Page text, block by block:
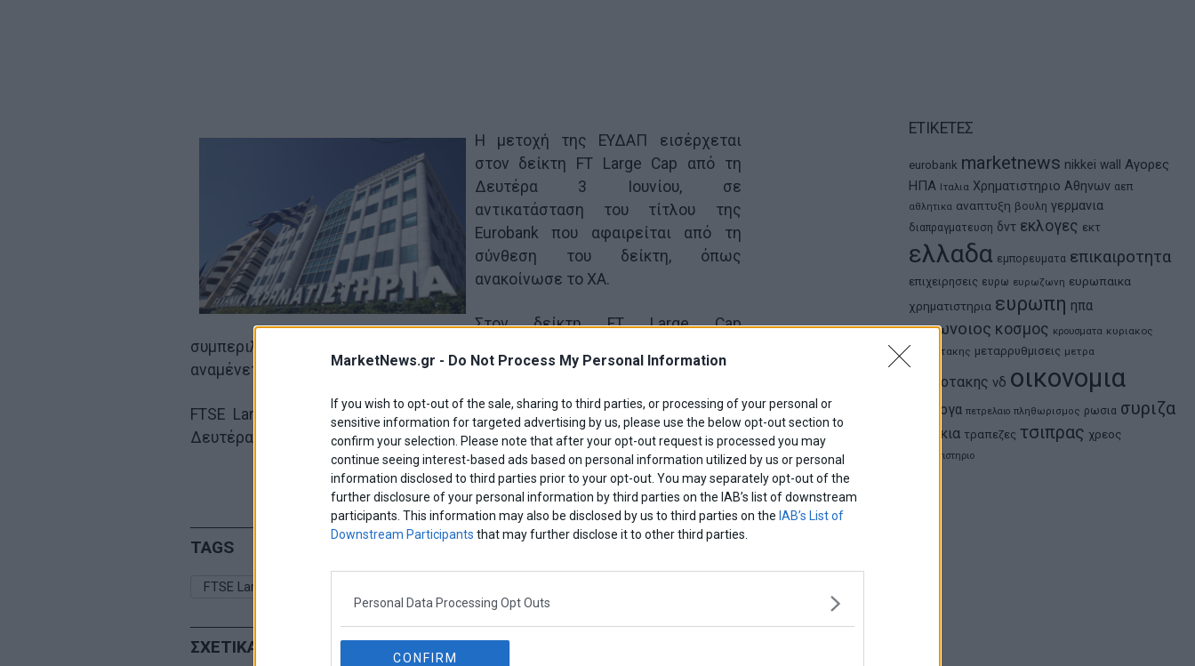
MarketNews.gr - Do Not Process My Personal Information
If you wish to opt-out of the sale, sharing to third parties, or processing of your personal or
sensitive information for targeted advertising by us, please use the below opt-out section to
confirm your selection. Please note that after your opt-out request is processed you may
continue seeing interest-based ads based on personal information utilized by us or personal
information disclosed to third parties prior to your opt-out. You may separately opt-out of the
further disclosure of your personal information by third parties on the IAB’s list of downstream
participants. This information may also be disclosed by us to third parties on the IAB’s List of
Downstream Participants that may further disclose it to other third parties.
Personal Data Processing Opt Outs
CONFIRM
Η μετοχή της ΕΥΔΑΠ εισέρχεται
στον δείκτη FT Large Cap από τη
Δευτέρα 3 Ιουνίου, σε
αντικατάσταση του τίτλου της
Eurobank που αφαιρείται από τη
σύνθεση του δείκτη, όπως
ανακοίνωσε το ΧΑ.
Στον δείκτη FT Large Cap
συμπεριλαμβάνεται και ο τίτλος της Τ. Κύπρου, ο οποίος όμως δεν
αναμένεται να επιστρέψει σε διαπραγμάτευση πριν τις 31 Ιουλίου.
FTSE Large Cap και Γενικός Δείκτης Τιμών Χ.Α. που θα ισχύσει από τη
Δευτέρα 03 Ιουνίου 2013.
Share This
TAGS
FTSE Large Cap
ΣΧΕΤΙΚΑ ΑΡΘΡΑ
ΕΤΙΚΕΤΕΣ
eurobank marketnews nikkei wall
Αγορες
ΗΠΑ Ιταλια Χρηματιστηριο Αθηνων αεπ
αθλητικα αναπτυξη βουλη γερμανια
διαπραγματευση δντ εκλογες εκτ
ελλαδα εμπορευματα επικαιροτητα
επιχειρησεις ευρω ευρωζωνη ευρωπαικα
χρηματιστηρια ευρωπη ηπα
κορωνοιος κοσμος κρουσματα κυριακος
μητσοτακης μεταρρυθμισεις μετρα
μητσοτακης νδ οικονομια
ομολογα πετρελαιο πληθωρισμος ρωσια συριζα
τουρκια τραπεζες τσιπρας χρεος
χρηματιστηριο